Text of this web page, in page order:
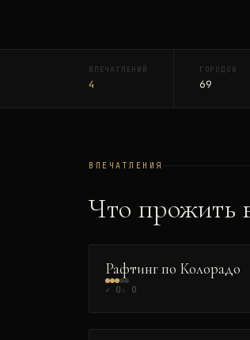
ВПЕЧАТЛЕНИЙ
4
ГОРОДОВ
69
ВПЕЧАТЛЕНИЯ
Что прожить
👑
Рафтинг по Колорадо
✓ 0 0
КУЛЬТУРА